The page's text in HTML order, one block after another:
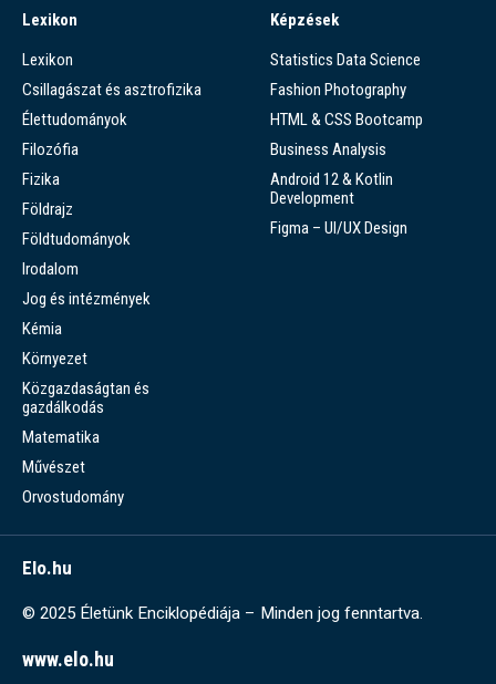
Lexikon
Lexikon
Csillagászat és asztrofizika
Élettudományok
Filozófia
Fizika
Földrajz
Földtudományok
Irodalom
Jog és intézmények
Kémia
Környezet
Közgazdaságtan és
gazdálkodás
Matematika
Művészet
Orvostudomány
Képzések
Statistics Data Science
Fashion Photography
HTML & CSS Bootcamp
Business Analysis
Android 12 & Kotlin
Development
Figma – UI/UX Design
Elo.hu
© 2025 Életünk Enciklopédiája – Minden jog fenntartva.
www.elo.hu